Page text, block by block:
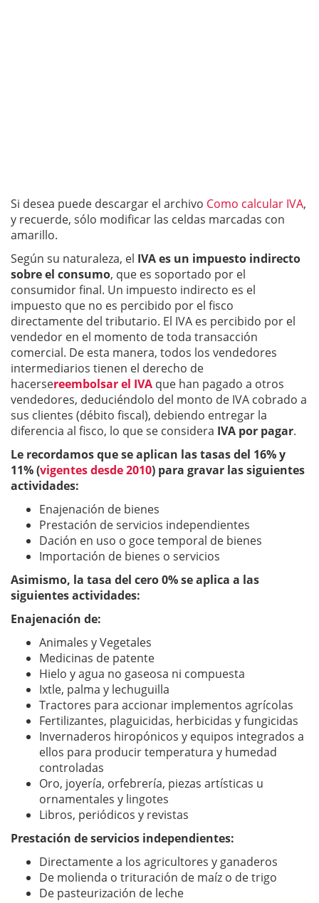
Si desea puede descargar el archivo Como calcular IVA,
y recuerde, sólo modificar las celdas marcadas con
amarillo.
Según su naturaleza, el IVA es un impuesto indirecto
sobre el consumo, que es soportado por el
consumidor final. Un impuesto indirecto es el
impuesto que no es percibido por el fisco
directamente del tributario. El IVA es percibido por el
vendedor en el momento de toda transacción
comercial. De esta manera, todos los vendedores
intermediarios tienen el derecho de
hacersereembolsar el IVA que han pagado a otros
vendedores, deduciéndolo del monto de IVA cobrado a
sus clientes (débito fiscal), debiendo entregar la
diferencia al fisco, lo que se considera IVA por pagar.
Le recordamos que se aplican las tasas del 16% y
11% (vigentes desde 2010) para gravar las siguientes
actividades:
Enajenación de bienes
Prestación de servicios independientes
Dación en uso o goce temporal de bienes
Importación de bienes o servicios
Asimismo, la tasa del cero 0% se aplica a las
siguientes actividades:
Enajenación de:
Animales y Vegetales
Medicinas de patente
Hielo y agua no gaseosa ni compuesta
Ixtle, palma y lechuguilla
Tractores para accionar implementos agrícolas
Fertilizantes, plaguicidas, herbicidas y fungicidas
Invernaderos hiropónicos y equipos integrados a
ellos para producir temperatura y humedad
controladas
Oro, joyería, orfebrería, piezas artísticas u
ornamentales y lingotes
Libros, periódicos y revistas
Prestación de servicios independientes:
Directamente a los agricultores y ganaderos
De molienda o trituración de maíz o de trigo
De pasteurización de leche